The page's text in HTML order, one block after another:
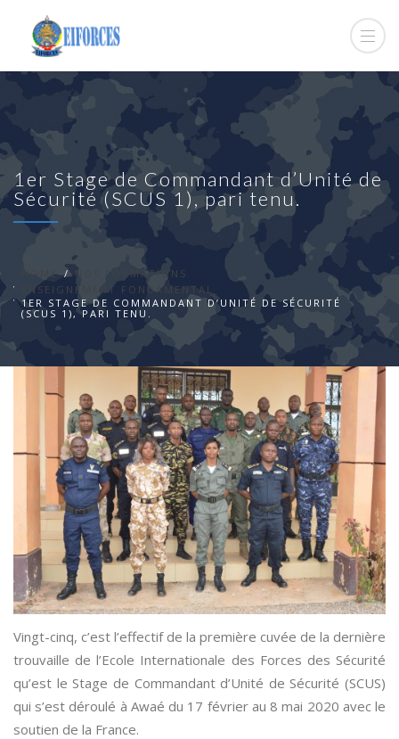
1er Stage de Commandant d’Unité de
Sécurité (SCUS 1), pari tenu.
HOME
NOS FORMATIONS
ENSEIGNEMENT FONDAMENTAL
1ER STAGE DE COMMANDANT D’UNITÉ DE SÉCURITÉ
(SCUS 1), PARI TENU.
Vingt-cinq, c’est l’effectif de la première cuvée de la dernière
trouvaille de l’Ecole Internationale des Forces des Sécurité
qu’est le Stage de Commandant d’Unité de Sécurité (SCUS)
qui s’est déroulé à Awaé du 17 février au 8 mai 2020 avec le
soutien de la France.